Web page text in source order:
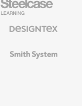
Education
Möbel
Textilien
System